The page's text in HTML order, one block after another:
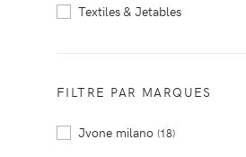
Textiles & Jetables
FILTRE PAR MARQUES
Jvone milano (18)